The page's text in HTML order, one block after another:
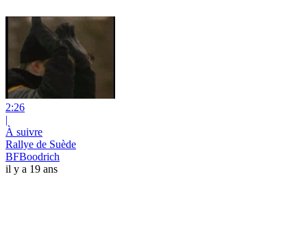
2:26
|
À suivre
Rallye de Suède
BFBoodrich
il y a 19 ans